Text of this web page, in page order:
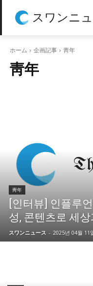
スワンニ
ホーム 企画記事 靑年
靑年
靑年
[인터뷰] 인플루
성, 콘텐츠로 세
スワンニュース - 2025년 04월 11